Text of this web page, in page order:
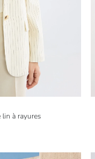
lin à rayures